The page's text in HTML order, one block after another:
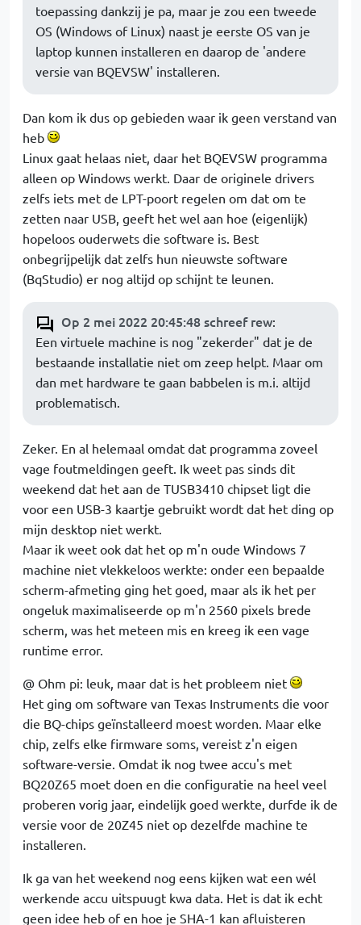
toepassing dankzij je pa, maar je zou een tweede
OS (Windows of Linux) naast je eerste OS van je
laptop kunnen installeren en daarop de 'andere
versie van BQEVSW' installeren.
Dan kom ik dus op gebieden waar ik geen verstand van
heb
Linux gaat helaas niet, daar het BQEVSW programma
alleen op Windows werkt. Daar de originele drivers
zelfs iets met de LPT-poort regelen om dat om te
zetten naar USB, geeft het wel aan hoe (eigenlijk)
hopeloos ouderwets die software is. Best
onbegrijpelijk dat zelfs hun nieuwste software
(BqStudio) er nog altijd op schijnt te leunen.
Op 2 mei 2022 20:45:48 schreef rew:
Een virtuele machine is nog "zekerder" dat je de
bestaande installatie niet om zeep helpt. Maar om
dan met hardware te gaan babbelen is m.i. altijd
problematisch.
Zeker. En al helemaal omdat dat programma zoveel
vage foutmeldingen geeft. Ik weet pas sinds dit
weekend dat het aan de TUSB3410 chipset ligt die
voor een USB-3 kaartje gebruikt wordt dat het ding op
mijn desktop niet werkt.
Maar ik weet ook dat het op m'n oude Windows 7
machine niet vlekkeloos werkte: onder een bepaalde
scherm-afmeting ging het goed, maar als ik het per
ongeluk maximaliseerde op m'n 2560 pixels brede
scherm, was het meteen mis en kreeg ik een vage
runtime error.
@ Ohm pi: leuk, maar dat is het probleem niet
Het ging om software van Texas Instruments die voor
die BQ-chips geïnstalleerd moest worden. Maar elke
chip, zelfs elke firmware soms, vereist z'n eigen
software-versie. Omdat ik nog twee accu's met
BQ20Z65 moet doen en die configuratie na heel veel
proberen vorig jaar, eindelijk goed werkte, durfde ik de
versie voor de 20Z45 niet op dezelfde machine te
installeren.
Ik ga van het weekend nog eens kijken wat een wél
werkende accu uitspuugt kwa data. Het is dat ik echt
geen idee heb of en hoe je SHA-1 kan afluisteren